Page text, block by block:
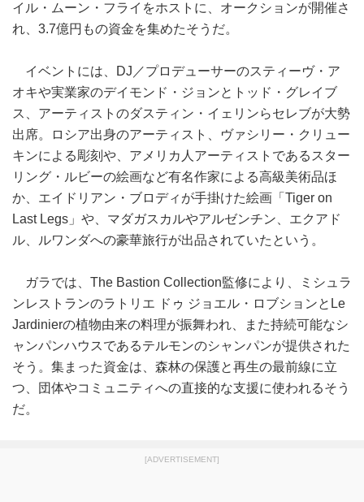
イル・ムーン・フライをホストに、オークションが開催さ
れ、3.7億円もの資金を集めたそうだ。
イベントには、DJ／プロデューサーのスティーヴ・ア
オキや実業家のデイモンド・ジョンとトッド・グレイブ
ス、アーティストのダスティン・イェリンらセレブが大勢
出席。ロシア出身のアーティスト、ヴァシリー・クリュー
キンによる彫刻や、アメリカ人アーティストであるスター
リング・ルビーの絵画など有名作家による高級美術品ほ
か、エイドリアン・ブロディが手掛けた絵画「Tiger on
Last Legs」や、マダガスカルやアルゼンチン、エクアド
ル、ルワンダへの豪華旅行が出品されていたという。
ガラでは、The Bastion Collection監修により、ミシュラ
ンレストランのラトリエ ドゥ ジョエル・ロブションとLe
Jardinierの植物由来の料理が振舞われ、また持続可能なシ
ャンパンハウスであるテルモンのシャンパンが提供された
そう。集まった資金は、森林の保護と再生の最前線に立
つ、団体やコミュニティへの直接的な支援に使われるそう
だ。
[ADVERTISEMENT]